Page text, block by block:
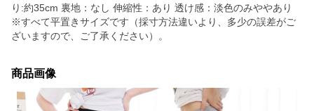
り:約35cm 裏地：なし 伸縮性：あり 透け感：淡色のみややあり
※すべて平置きサイズです（採寸方法違いより、多少の誤差がご
ざいますので、ご了承ください）。
商品画像